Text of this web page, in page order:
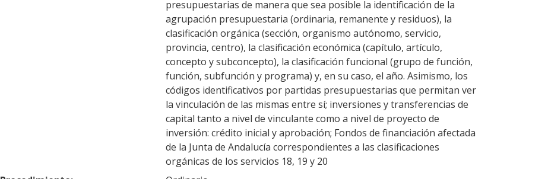
presupuestarias de manera que sea posible la identificación de la
agrupación presupuestaria (ordinaria, remanente y residuos), la
clasificación orgánica (sección, organismo autónomo, servicio,
provincia, centro), la clasificación económica (capítulo, artículo,
concepto y subconcepto), la clasificación funcional (grupo de función,
función, subfunción y programa) y, en su caso, el año. Asimismo, los
códigos identificativos por partidas presupuestarias que permitan ver
la vinculación de las mismas entre sí; inversiones y transferencias de
capital tanto a nivel de vinculante como a nivel de proyecto de
inversión: crédito inicial y aprobación; Fondos de financiación afectada
de la Junta de Andalucía correspondientes a las clasificaciones
orgánicas de los servicios 18, 19 y 20